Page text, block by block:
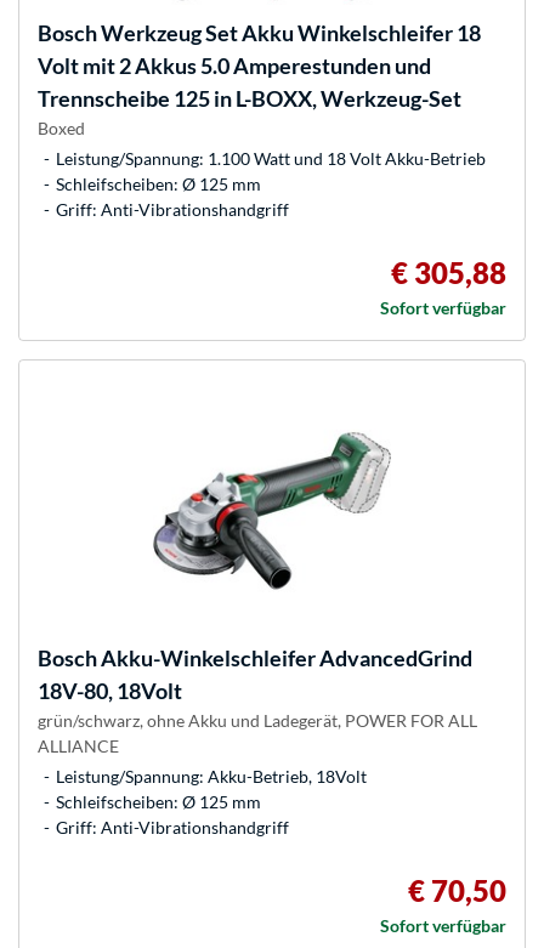
BoschWerkzeug Set Akku Winkelschleifer 18
Volt mit 2 Akkus 5.0 Amperestunden und
Trennscheibe 125 in L-BOXX, Werkzeug-Set
Boxed
Leistung/Spannung: 1.100 Watt und 18 Volt Akku-Betrieb
Schleifscheiben: Ø 125 mm
Griff: Anti-Vibrationshandgriff
€ 305,88
Sofort verfügbar
BoschAkku-Winkelschleifer AdvancedGrind
18V-80, 18Volt
grün/schwarz, ohne Akku und Ladegerät, POWER FOR ALL
ALLIANCE
Leistung/Spannung: Akku-Betrieb, 18Volt
Schleifscheiben: Ø 125 mm
Griff: Anti-Vibrationshandgriff
€ 70,50
Sofort verfügbar